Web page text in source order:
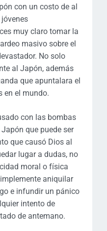
con un costo de al
muy claro tomar la
masivo sobre el
No solo
al Japón, además
que apuntalara el
en el mundo.
con las bombas
que puede ser
que causó Dios al
lugar a dudas, no
moral o física
aniquilar
e infundir un pánico
intento de
de antemano.